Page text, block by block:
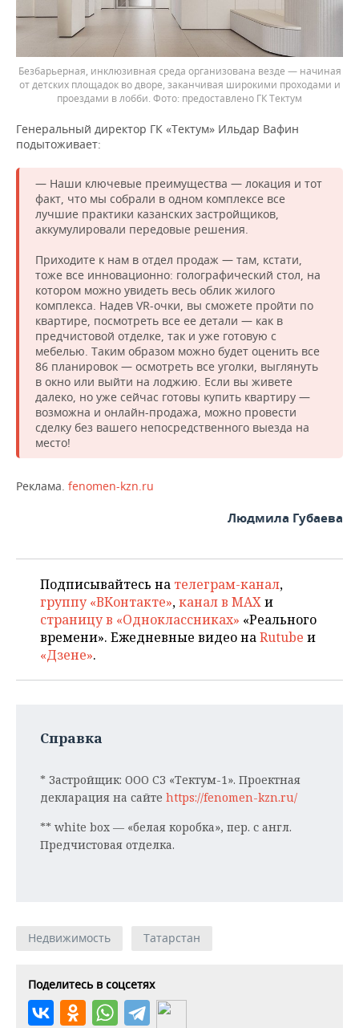
Безбарьерная, инклюзивная среда организована везде — начиная
от детских площадок во дворе, заканчивая широкими проходами и
проездами в лобби.
предоставлено ГК Тектум
Генеральный директор ГК «Тектум» Ильдар Вафин
подытоживает:
— Наши ключевые преимущества — локация и тот
факт, что мы собрали в одном комплексе все
лучшие практики казанских застройщиков,
аккумулировали передовые решения.
Приходите к нам в отдел продаж — там, кстати,
тоже все инновационно: голографический стол, на
котором можно увидеть весь облик жилого
комплекса. Надев VR-очки, вы сможете пройти по
квартире, посмотреть все ее детали — как в
предчистовой отделке, так и уже готовую с
мебелью. Таким образом можно будет оценить все
86 планировок — осмотреть все уголки, выглянуть
в окно или выйти на лоджию. Если вы живете
далеко, но уже сейчас готовы купить квартиру —
возможна и онлайн-продажа, можно провести
сделку без вашего непосредственного выезда на
место!
Реклама. fenomen-kzn.ru
Людмила Губаева
Подписывайтесь на телеграм-канал,
группу «ВКонтакте»,канал в MAXи
страницу в «Одноклассниках» «Реального
времени». Ежедневные видео наRutube и
«Дзене».
Справка
* Застройщик: ООО СЗ «Тектум-1». Проектная
декларация на сайте https://fenomen-kzn.ru/
** white box — «белая коробка», пер. с англ.
Предчистовая отделка.
Недвижимость Татарстан
Поделитесь в соцсетях